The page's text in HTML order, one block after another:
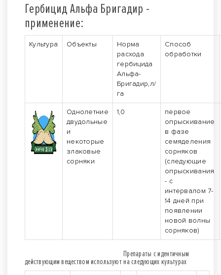
Гербицид Альфа Бригадир -
применение:
Культура Объекты
Норма
расхода
гербицида
Альфа-
Бригадир,л/
га
Способ
обработки
Однолетние
двудольные
и
некоторые
злаковые
сорняки
1,0
первое
опрыскивание
в фазе
семяделения
сорняков
(следующие
опрыскивания
- с
интервалом 7-
14 дней при
появлении
новой волны
сорняков)
Препараты с идентичным
действующим веществом используют на следующих культурах